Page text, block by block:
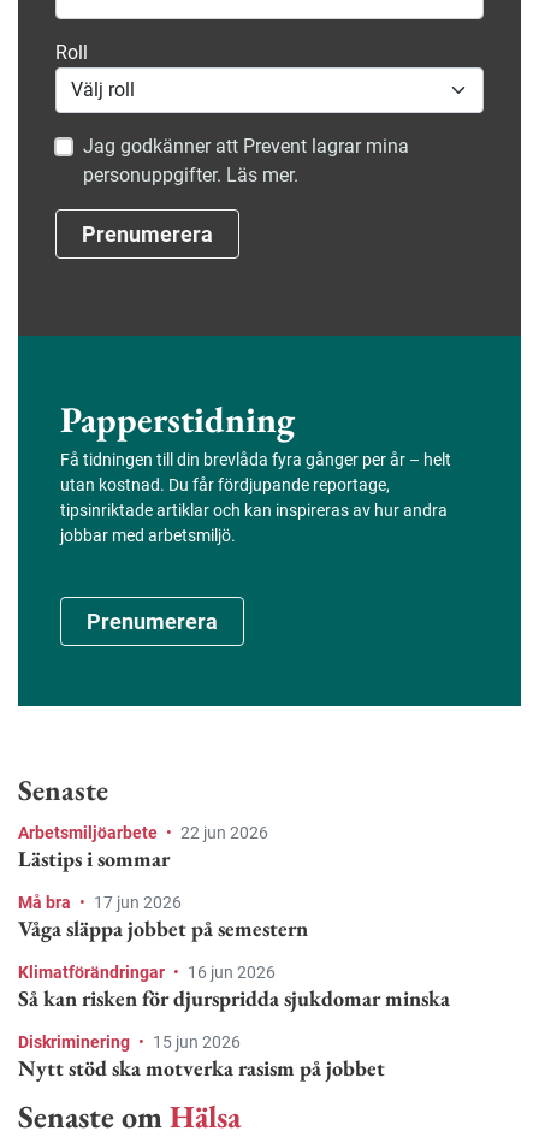
Roll
Jag godkänner att Prevent lagrar mina
personuppgifter. Läs mer.
Prenumerera
Papperstidning
Få tidningen till din brevlåda fyra gånger per år – helt
utan kostnad. Du får fördjupande reportage,
tipsinriktade artiklar och kan inspireras av hur andra
jobbar med arbetsmiljö.
Prenumerera
Senaste
Arbetsmiljöarbete • 22 jun 2026
Lästips i sommar
Må bra • 17 jun 2026
Våga släppa jobbet på semestern
Klimatförändringar • 16 jun 2026
Så kan risken för djurspridda sjukdomar minska
Diskriminering • 15 jun 2026
Nytt stöd ska motverka rasism på jobbet
Senaste omHälsa